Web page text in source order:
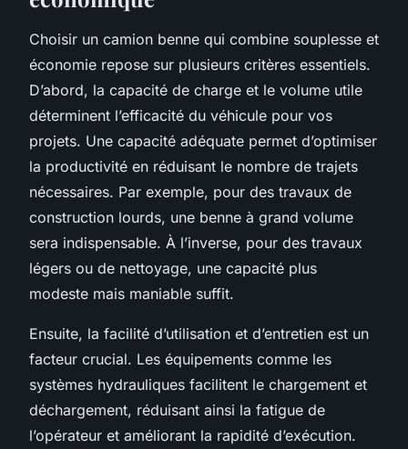
Choisir un camion benne qui combine souplesse et
économie repose sur plusieurs critères essentiels.
D’abord, la capacité de charge et le volume utile
déterminent l’efficacité du véhicule pour vos
projets. Une capacité adéquate permet d’optimiser
la productivité en réduisant le nombre de trajets
nécessaires. Par exemple, pour des travaux de
construction lourds, une benne à grand volume
sera indispensable. À l’inverse, pour des travaux
légers ou de nettoyage, une capacité plus
modeste mais maniable suffit.
Ensuite, la facilité d’utilisation et d’entretien est un
facteur crucial. Les équipements comme les
systèmes hydrauliques facilitent le chargement et
déchargement, réduisant ainsi la fatigue de
l’opérateur et améliorant la rapidité d’exécution.